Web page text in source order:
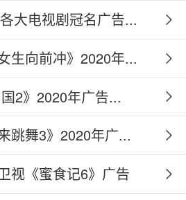
大电视剧冠名广告...
生向前冲》2020年...
2》2020年广告...
跳舞3》2020年广...
视《蜜食记6》广告